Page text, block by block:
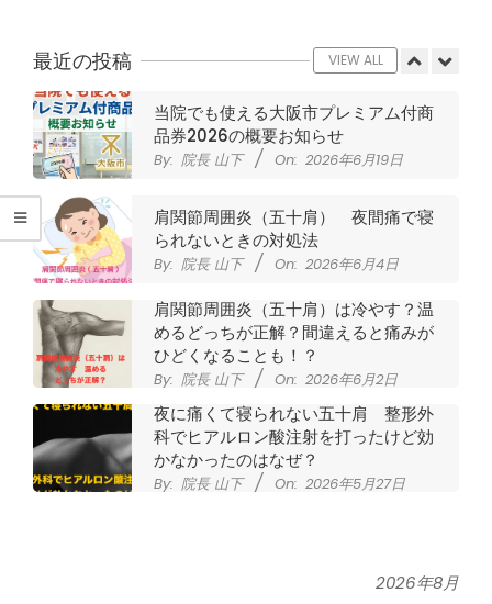
り
腰
痛
｜
整
体
な
ら
ヤ
最近の投稿 VIEW ALL
2026年7月11日
当院でも使える大阪市プレミアム付商
品券2026の概要お知らせ
By: 院長 山下 On: 2026年6月19日
肩関節周囲炎（五十肩） 夜間痛で寝
られないときの対処法
By: 院長 山下 On: 2026年6月4日
肩関節周囲炎（五十肩）は冷やす？温
めるどっちが正解？間違えると痛みが
ひどくなることも！？
By: 院長 山下 On: 2026年6月2日
夜に痛くて寝られない五十肩 整形外
科でヒアルロン酸注射を打ったけど効
かなかったのはなぜ？
By: 院長 山下 On: 2026年5月27日
2026年5月26日2026年8月